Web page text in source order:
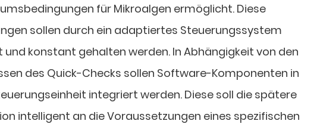
für Mikroalgen ermöglicht. Diese
sollen durch ein adaptiertes Steuerungssystem
und konstant gehalten werden. In Abhängigkeit von den
des Quick-Checks sollen Software-Komponenten in
integriert werden. Diese soll die spätere
intelligent an die Voraussetzungen eines spezifischen